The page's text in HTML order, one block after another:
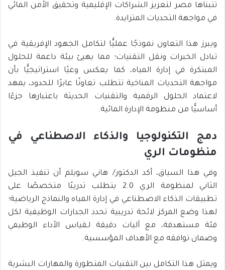
تتبناها مصر لتعزيز الشراكات الإقليمية وتحقيق الأمن المائي
في مواجهة التحديات المتزايدة.
ويبرز هذا التعاون نموذجًا عمليًّا لتكامل الجهود الإفريقية في
تبادل الخبرات ونقل التقنيات؛ مما يهيئ بيئة داعمة للحلول
المبتكرة في إدارة المياه، كما يعكس وعيًا استراتيجيًّا بأن
مواجهة التحديات المناخية تتطلب تعاونًا عابرًا للحدود، يمهد
لاعتماد الحلول الرقمية والتقنيات الحديثة باعتبارها جزءًا
أساسيًّا من منظومة الإدارة المائية.
دمج التكنولوجيا والذكاء الاصطناعي في
منظومات الري
وفي هذا السياق، أكد الدكتور/ هاني سويلم أن تنفيذ الجيل
الثاني لمنظومة الري 2.0 يتطلب تدريبًا متخصصًا على
تطبيقات الذكاء الاصطناعي في إدارة المياه والنماذج الرياضية؛
لهذا وضع المركز لائحة تدريبية تحدد الجدارات الوظيفية لكل
فئة مستهدفة، مع آليات دقيقة لـقياس الأداء الوظيفي
وضمان توافقه مع الأهداف المؤسسية.
ويمثل هذا التكامل بين التقنيات المتطورة والمهارات البشرية